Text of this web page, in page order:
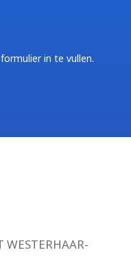
in te vullen.